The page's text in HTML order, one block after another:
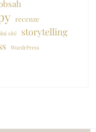
recenze
sítě storytelling
WordrPress